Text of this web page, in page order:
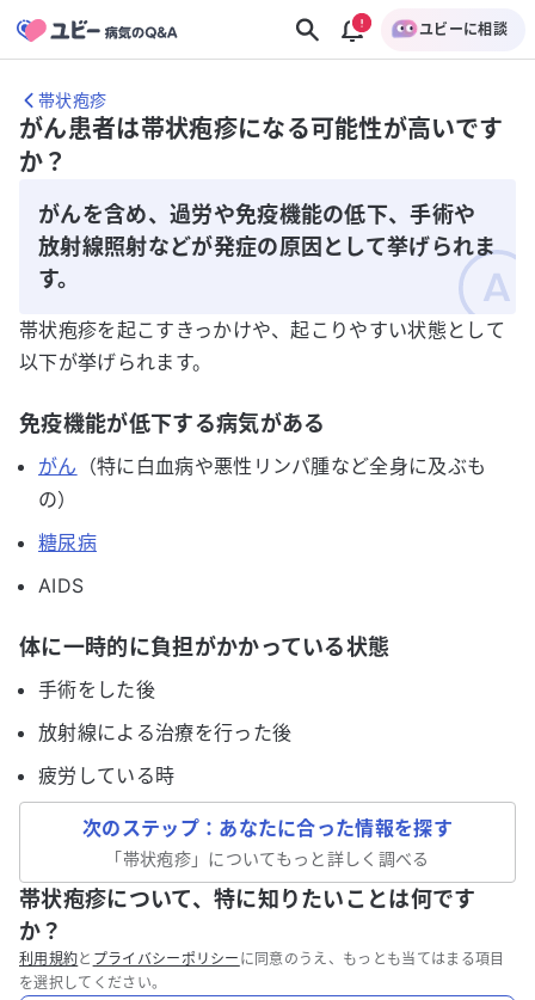
ユビーに相談
帯状疱疹
がん患者は帯状疱疹になる可能性が高いです
か？
がんを含め、過労や免疫機能の低下、手術や
放射線照射などが発症の原因として挙げられま
す。
帯状疱疹を起こすきっかけや、起こりやすい状態として
以下が挙げられます。
免疫機能が低下する病気がある
がん （特に白血病や悪性リンパ腫など全身に及ぶも
の）
糖尿病
AIDS
体に一時的に負担がかかっている状態
手術をした後
放射線による治療を行った後
疲労している時
次のステップ：あなたに合った情報を探す
「帯状疱疹 」についてもっと詳しく調べる
帯状疱疹について、特に知りたいことは何です
か？
利用規約と プライバシーポリシー に同意のうえ、もっとも当てはまる項目
を選択してください。